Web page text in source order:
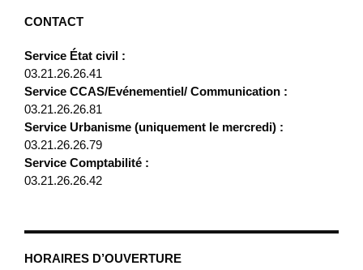
CONTACT
Service État civil :
03.21.26.26.41
Service CCAS/Evénementiel/ Communication :
03.21.26.26.81
Service Urbanisme (uniquement le mercredi) :
03.21.26.26.79
Service Comptabilité :
03.21.26.26.42
HORAIRES D’OUVERTURE